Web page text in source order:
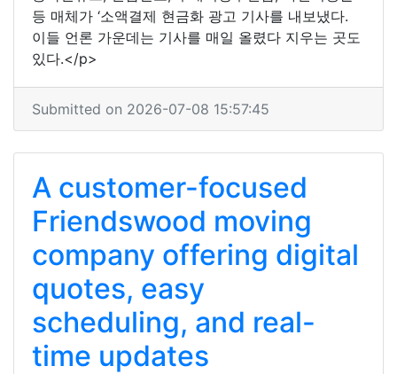
등 매체가 ‘소액결제 현금화 광고 기사를 내보냈다.
이들 언론 가운데는 기사를 매일 올렸다 지우는 곳도
있다.</p>
Submitted on 2026-07-08 15:57:45
A customer-focused
Friendswood moving
company offering digital
quotes, easy
scheduling, and real-
time updates